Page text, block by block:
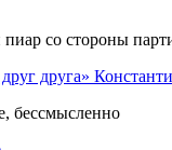
со стороны
бессмысленно